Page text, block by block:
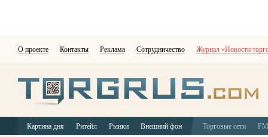
О проекте Контакты Реклама Сотрудничество Журнал «Новости
Картина дня Ритейл Рынки Внешний фон Торговые сети